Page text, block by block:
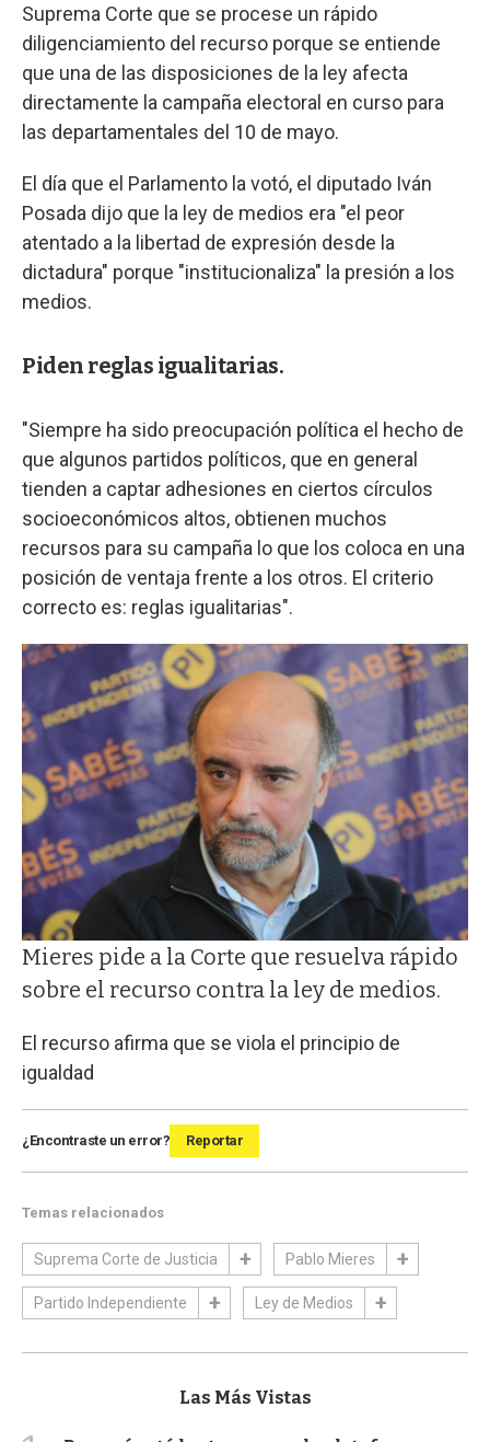
Suprema Corte que se procese un rápido
diligenciamiento del recurso porque se entiende
que una de las disposiciones de la ley afecta
directamente la campaña electoral en curso para
las departamentales del 10 de mayo.
El día que el Parlamento la votó, el diputado Iván
Posada dijo que la ley de medios era "el peor
atentado a la libertad de expresión desde la
dictadura" porque "institucionaliza" la presión a los
medios.
Piden reglas igualitarias.
"Siempre ha sido preocupación política el hecho de
que algunos partidos políticos, que en general
tienden a captar adhesiones en ciertos círculos
socioeconómicos altos, obtienen muchos
recursos para su campaña lo que los coloca en una
posición de ventaja frente a los otros. El criterio
correcto es: reglas igualitarias".
Mieres pide a la Corte que resuelva rápido
sobre el recurso contra la ley de medios.
El recurso afirma que se viola el principio de
igualdad
¿Encontraste un error? Reportar
Temas relacionados
Suprema Corte de Justicia Pablo Mieres
Partido Independiente Ley de Medios
Las Más Vistas